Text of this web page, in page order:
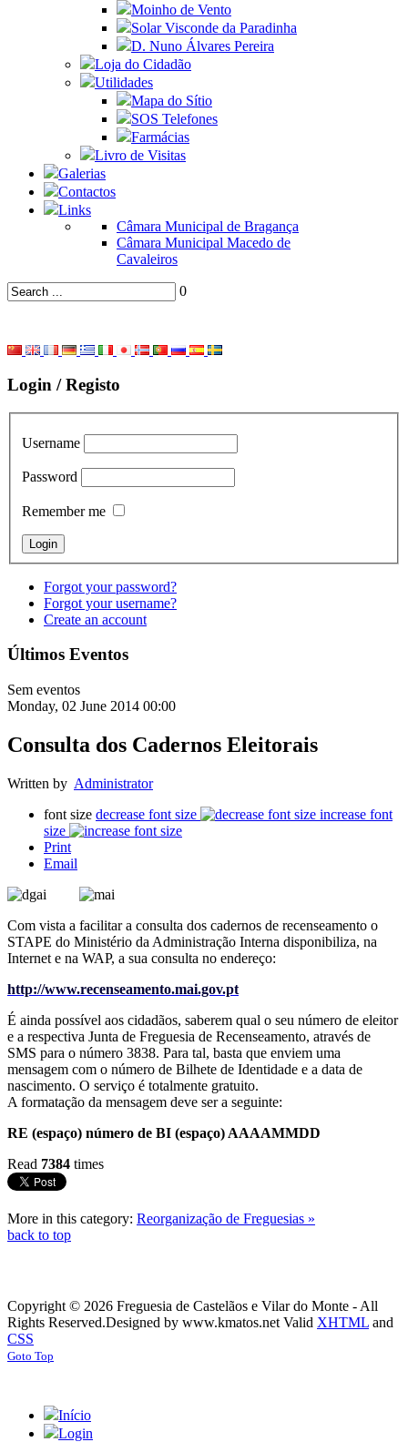
Moinho de Vento
Solar Visconde da Paradinha
D. Nuno Álvares Pereira
Loja do Cidadão
Utilidades
Mapa do Sítio
SOS Telefones
Farmácias
Livro de Visitas
Galerias
Contactos
Links
Câmara Municipal de Bragança
Câmara Municipal Macedo de
Cavaleiros
0
Login / Registo
Username
Password
Remember me
Forgot your password?
Forgot your username?
Create an account
Últimos Eventos
Sem eventos
Monday, 02 June 2014 00:00
Consulta dos Cadernos Eleitorais
Written by Administrator
font size decrease font size
increase font
size
Print
Email
Com vista a facilitar a consulta dos cadernos de recenseamento o
STAPE do Ministério da Administração Interna disponibiliza, na
Internet e na WAP, a sua consulta no endereço:
http://www.recenseamento.mai.gov.pt
É ainda possível aos cidadãos, saberem qual o seu número de eleitor
e a respectiva Junta de Freguesia de Recenseamento, através de
SMS para o número 3838. Para tal, basta que enviem uma
mensagem com o número de Bilhete de Identidade e a data de
nascimento. O serviço é totalmente gratuito.
A formatação da mensagem deve ser a seguinte:
RE (espaço) número de BI (espaço) AAAAMMDD
Read 7384 times
More in this category: Reorganização de Freguesias »
back to top
Copyright © 2026 Freguesia de Castelãos e Vilar do Monte - All
Rights Reserved.Designed by www.kmatos.net Valid XHTML and
CSS
Goto Top
Início
Login